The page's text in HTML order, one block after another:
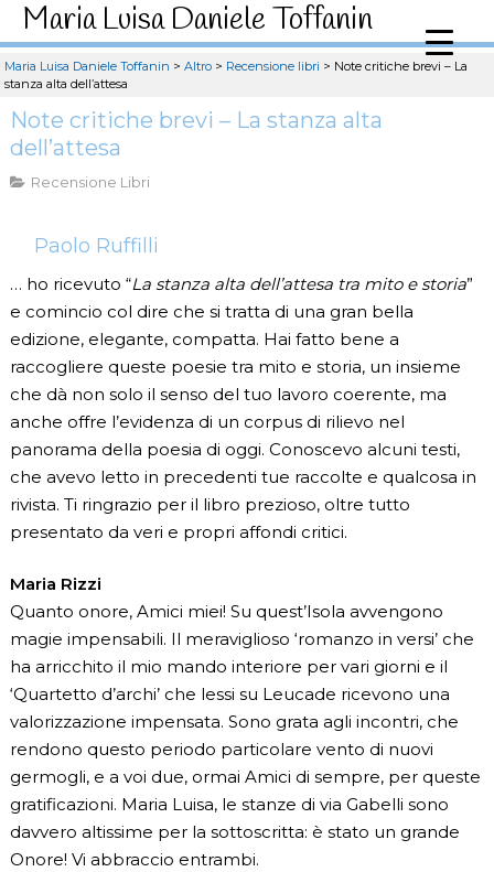
Maria Luisa Daniele Toffanin
Maria Luisa Daniele Toffanin > Altro > Recensione libri > Note critiche brevi – La
stanza alta dell’attesa
Note critiche brevi – La stanza alta
dell’attesa
Recensione Libri
Paolo Ruffilli
… ho ricevuto “La stanza alta dell’attesa tra mito e storia”
e comincio col dire che si tratta di una gran bella
edizione, elegante, compatta. Hai fatto bene a
raccogliere queste poesie tra mito e storia, un insieme
che dà non solo il senso del tuo lavoro coerente, ma
anche offre l’evidenza di un corpus di rilievo nel
panorama della poesia di oggi. Conoscevo alcuni testi,
che avevo letto in precedenti tue raccolte e qualcosa in
rivista. Ti ringrazio per il libro prezioso, oltre tutto
presentato da veri e propri affondi critici.
Maria Rizzi
Quanto onore, Amici miei! Su quest’Isola avvengono
magie impensabili. Il meraviglioso ‘romanzo in versi’ che
ha arricchito il mio mando interiore per vari giorni e il
‘Quartetto d’archi’ che lessi su Leucade ricevono una
valorizzazione impensata. Sono grata agli incontri, che
rendono questo periodo particolare vento di nuovi
germogli, e a voi due, ormai Amici di sempre, per queste
gratificazioni. Maria Luisa, le stanze di via Gabelli sono
davvero altissime per la sottoscritta: è stato un grande
Onore! Vi abbraccio entrambi.